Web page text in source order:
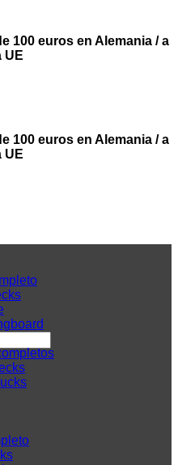
100 euros en Alemania / a
UE
100 euros en Alemania / a
UE